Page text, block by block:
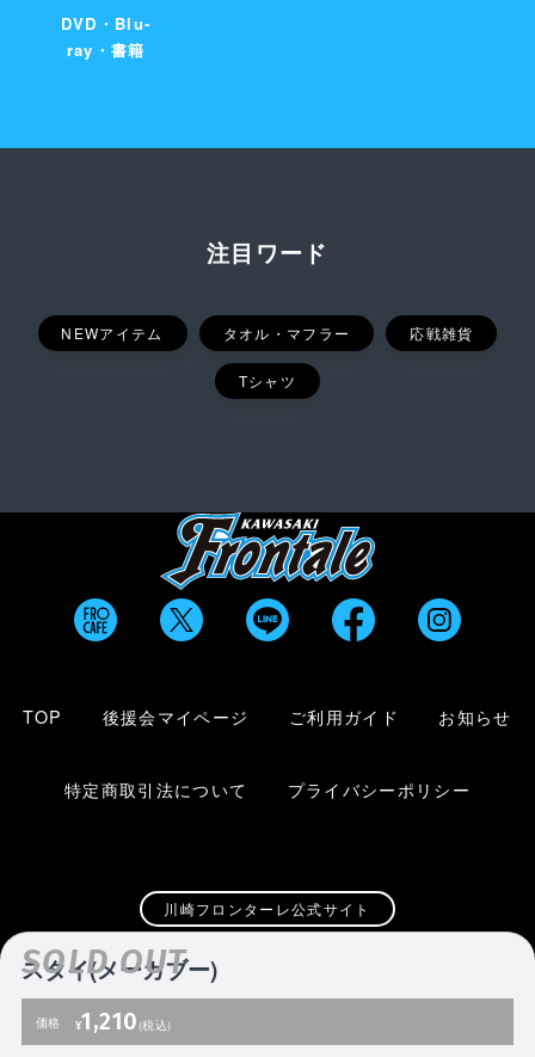
SOLD OUT
スタイ(メーカブー)
価格 ¥1,210(税込)
DVD・Blu-
ray・書籍
注目ワード
NEWアイテム タオル・マフラー 応戦雑貨
Tシャツ
TOP 後援会マイページ ご利用ガイド お知らせ
特定商取引法について プライバシーポリシー
川崎フロンターレ公式サイト
Copyright 1997-